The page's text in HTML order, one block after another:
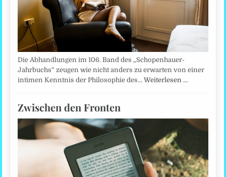
Die Abhandlungen im 106. Band des „Schopenhauer-
Jahrbuchs“ zeugen wie nicht anders zu erwarten von einer
intimen Kenntnis der Philosophie des…Weiterlesen …
Zwischen den Fronten